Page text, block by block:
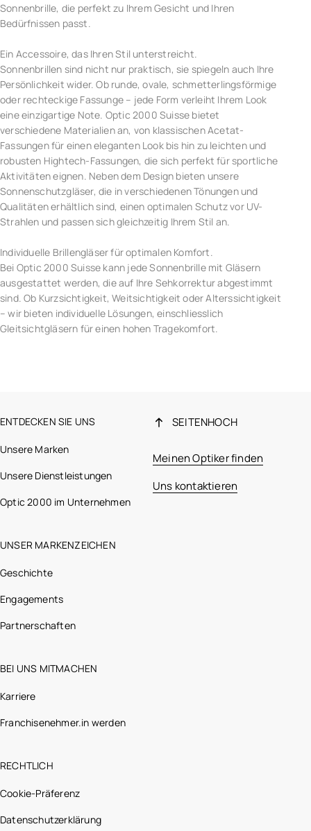
Sonnenbrille, die perfekt zu Ihrem Gesicht und Ihren
Bedürfnissen passt.
Ein Accessoire, das Ihren Stil unterstreicht.
Sonnenbrillen sind nicht nur praktisch, sie spiegeln auch Ihre
Persönlichkeit wider. Ob runde, ovale, schmetterlingsförmige
oder rechteckige Fassunge – jede Form verleiht Ihrem Look
eine einzigartige Note. Optic 2000 Suisse bietet
verschiedene Materialien an, von klassischen Acetat-
Fassungen für einen eleganten Look bis hin zu leichten und
robusten Hightech-Fassungen, die sich perfekt für sportliche
Aktivitäten eignen. Neben dem Design bieten unsere
Sonnenschutzgläser, die in verschiedenen Tönungen und
Qualitäten erhältlich sind, einen optimalen Schutz vor UV-
Strahlen und passen sich gleichzeitig Ihrem Stil an.
Individuelle Brillengläser für optimalen Komfort.
Bei Optic 2000 Suisse kann jede Sonnenbrille mit Gläsern
ausgestattet werden, die auf Ihre Sehkorrektur abgestimmt
sind. Ob Kurzsichtigkeit, Weitsichtigkeit oder Alterssichtigkeit
– wir bieten individuelle Lösungen, einschliesslich
Gleitsichtgläsern für einen hohen Tragekomfort.
ENTDECKEN SIE UNS
Unsere Marken
Unsere Dienstleistungen
Optic 2000 im Unternehmen
UNSER MARKENZEICHEN
Geschichte
Engagements
Partnerschaften
BEI UNS MITMACHEN
Karriere
Franchisenehmer.in werden
RECHTLICH
Cookie-Präferenz
Datenschutzerklärung
SEITENHOCH
Meinen Optiker finden
Uns kontaktieren